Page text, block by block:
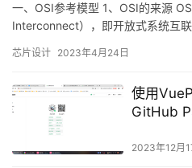
一、OSI参考模型 1、OSI的来源
Interconnect），即开放式系统互
芯片设计 2023年4月24日
使用
GitHub
2023年12月